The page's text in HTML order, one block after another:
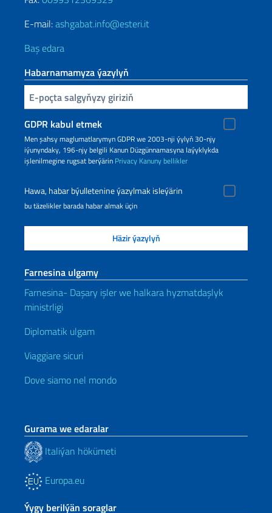
E-mail:ashgabat.info@esteri.it
Baş edara
Habarnamamyza ýazylyň
Inserisci la tua email
GDPR kabul etmek
Men şahsy maglumatlarymyn GDPR we 2003-nji ýylyň 30-njy
iýunyndaky, 196-njy belgili Kanun Düzgünnamasyna laýyklykda
işlenilmegine rugsat berýärin Privacy Kanuny bellikler
Hawa, habar býulletenine ýazylmak isleýärin
bu täzelikler barada habar almak üçin
Farnesina ulgamy
Farnesina- Daşary işler we halkara hyzmatdaşlyk
ministrligi
Diplomatik ulgam
Viaggiare sicuri
Dove siamo nel mondo
Gurama we edaralar
Italiýan hökümeti
Europa.eu
Ýygy berilýän soraglar